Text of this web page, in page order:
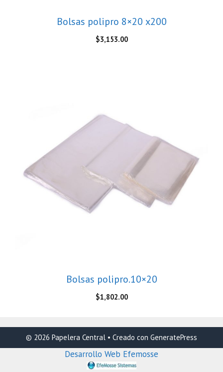
Bolsas polipro 8×20 x200
$3,153.00
Bolsas polipro.10×20
$1,802.00
© 2026 Papelera Central • Creado con GeneratePress
Desarrollo Web Efemosse